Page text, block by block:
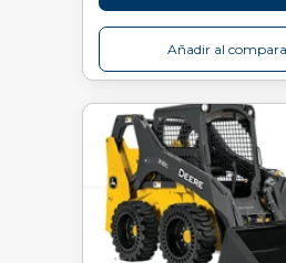
Añadir al